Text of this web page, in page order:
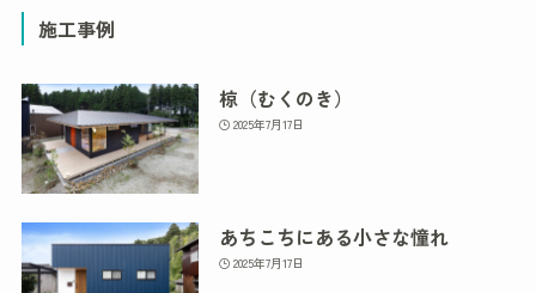
施工事例
椋（むくのき）
2025年7月17日
あちこちにある小さな憧れ
2025年7月17日